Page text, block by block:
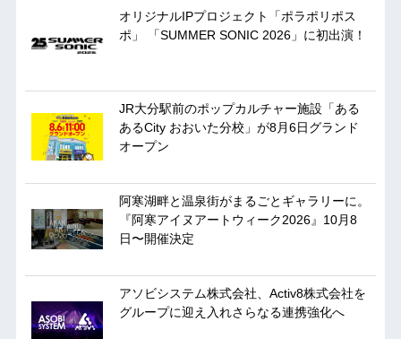
オリジナルIPプロジェクト「ポラポリポス
ポ」 「SUMMER SONIC 2026」に初出演！
JR大分駅前のポップカルチャー施設「ある
あるCity おおいた分校」が8月6日グランド
オープン
阿寒湖畔と温泉街がまるごとギャラリーに。
『阿寒アイヌアートウィーク2026』10月8
日〜開催決定
アソビシステム株式会社、Activ8株式会社を
グループに迎え入れさらなる連携強化へ